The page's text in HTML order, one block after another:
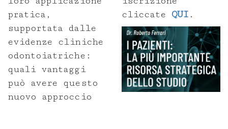
pratica,
supportata dalle
evidenze cliniche
odontoiatriche:
quali vantaggi
può avere questo
nuovo approccio
cliccate QUI .